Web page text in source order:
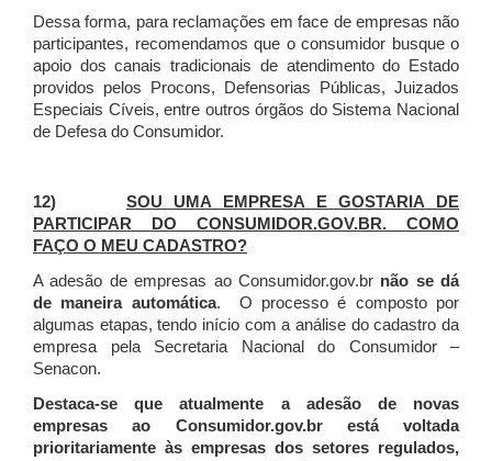
Dessa forma, para reclamações em face de empresas não
participantes, recomendamos que o consumidor busque o
apoio dos canais tradicionais de atendimento do Estado
providos pelos Procons, Defensorias Públicas, Juizados
Especiais Cíveis, entre outros órgãos do Sistema Nacional
de Defesa do Consumidor.
12) SOU UMA EMPRESA E GOSTARIA DE
PARTICIPAR DO CONSUMIDOR.GOV.BR. COMO
FAÇO O MEU CADASTRO?
A adesão de empresas ao Consumidor.gov.br não se dá
de maneira automática. O processo é composto por
algumas etapas, tendo início com a análise do cadastro da
empresa pela Secretaria Nacional do Consumidor –
Senacon.
Destaca-se que atualmente a adesão de novas
empresas ao Consumidor.gov.br está voltada
prioritariamente às empresas dos setores regulados,